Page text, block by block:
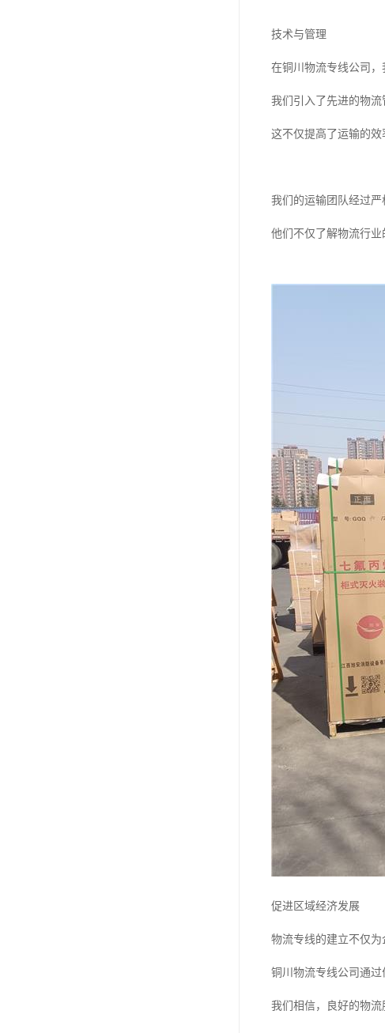
技术与管理
在铜川物流专线公司，
我们引入了先进的物流
这不仅提高了运输的效
我们的运输团队经过严
他们不仅了解物流行
促进区域经济发展
物流专线的建立不仅为
铜川物流专线公司通过
我们相信，良好的物流